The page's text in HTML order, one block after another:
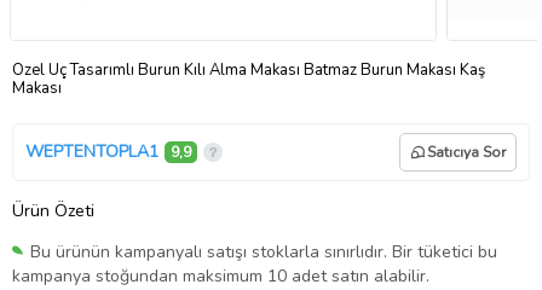
Özel Uç Tasarımlı Burun Kılı Alma Makası Batmaz Burun Makası Kaş
Makası
WEPTENTOPLA1 9,9 Satıcıya Sor
Ürün Özeti
Bu ürünün kampanyalı satışı stoklarla sınırlıdır. Bir tüketici bu
kampanya stoğundan maksimum 10 adet satın alabilir.